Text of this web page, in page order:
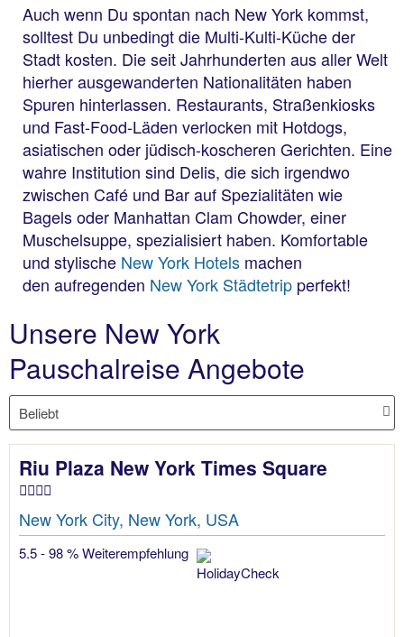
Auch wenn Du spontan nach New York kommst,
solltest Du unbedingt die Multi-Kulti-Küche der
Stadt kosten. Die seit Jahrhunderten aus aller Welt
hierher ausgewanderten Nationalitäten haben
Spuren hinterlassen. Restaurants, Straßenkiosks
und Fast-Food-Läden verlocken mit Hotdogs,
asiatischen oder jüdisch-koscheren Gerichten. Eine
wahre Institution sind Delis, die sich irgendwo
zwischen Café und Bar auf Spezialitäten wie
Bagels oder Manhattan Clam Chowder, einer
Muschelsuppe, spezialisiert haben. Komfortable
und stylische New York Hotels machen
den aufregenden New York Städtetrip perfekt!
Unsere New York
Pauschalreise Angebote
Riu Plaza New York Times Square
New York City, New York, USA
5.5 - 98 % Weiterempfehlung